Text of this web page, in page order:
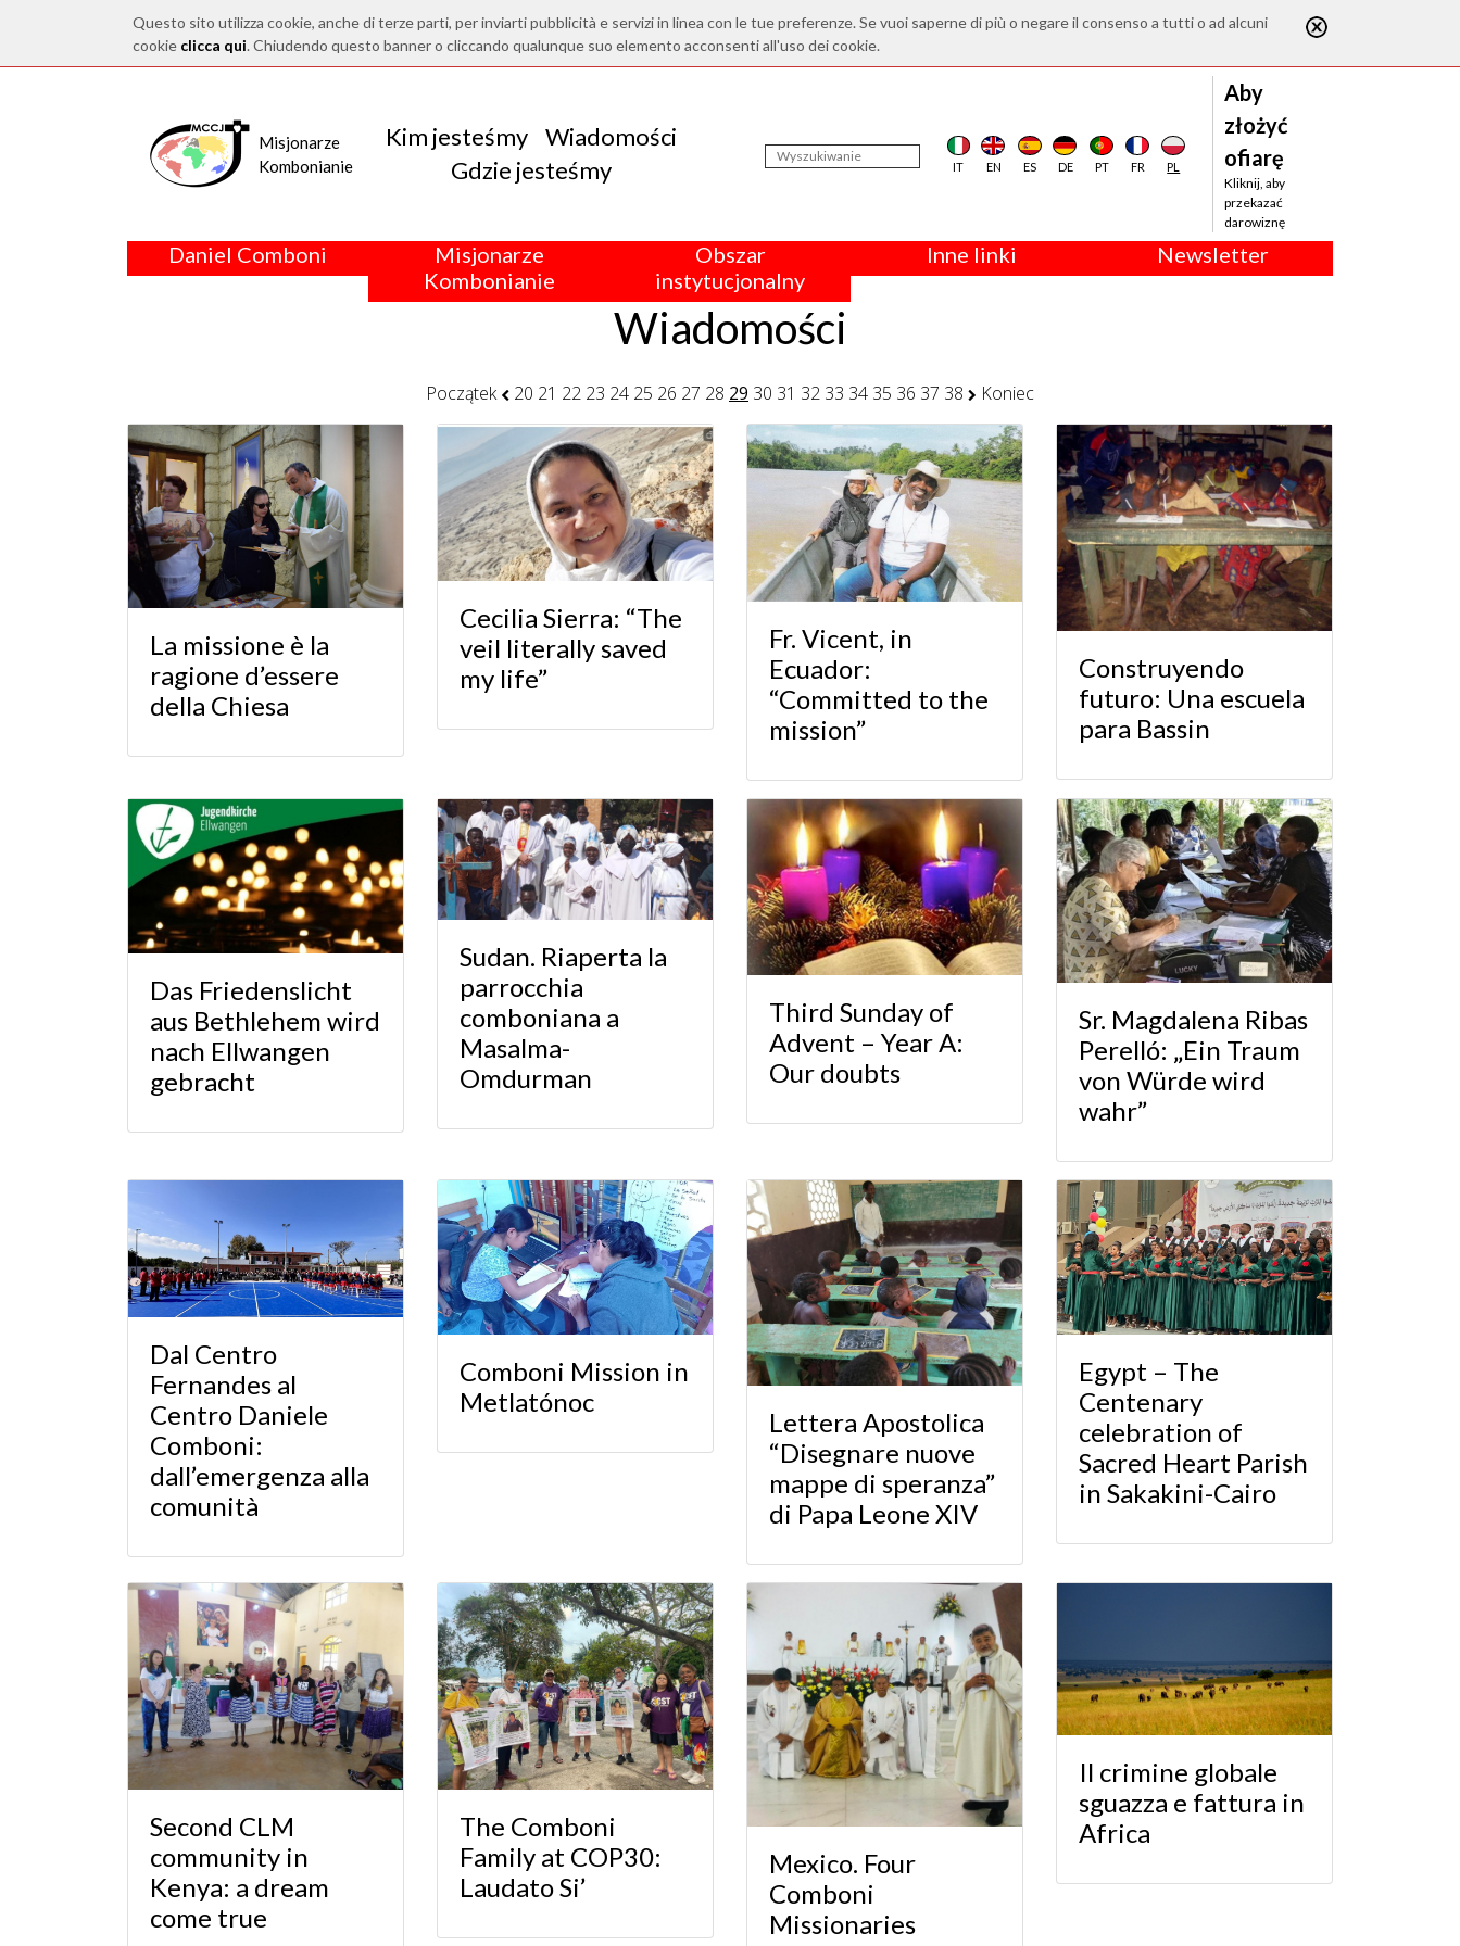
Questo sito utilizza cookie, anche di terze parti, per inviarti pubblicità e servizi in linea con le tue preferenze. Se vuoi saperne di più o negare il consenso a tutti o ad alcuni
cookie clicca qui. Chiudendo questo banner o cliccando qualunque suo elemento acconsenti all'uso dei cookie.
Misjonarze
Kombonianie
Kim jesteśmy
Wiadomości
Gdzie jesteśmy
IT EN ES DE PT FR PL
Aby
złożyć
ofiarę
Kliknij, aby
przekazać
darowiznę
Daniel Comboni
Misjonarze
Kombonianie
Obszar
instytucjonalny
Inne linki Newsletter
Wiadomości
Początek 20 21 22 23 24 25 26 27 28 29 30 31 32 33 34 35 36 37 38 Koniec
La missione è la
ragione d’essere
della Chiesa
Cecilia Sierra: “The
veil literally saved
my life”
Fr. Vicent, in
Ecuador:
“Committed to the
mission”
Construyendo
futuro: Una escuela
para Bassin
Das Friedenslicht
aus Bethlehem wird
nach Ellwangen
gebracht
Sudan. Riaperta la
parrocchia
comboniana a
Masalma-
Omdurman
Third Sunday of
Advent – Year A:
Our doubts
Sr. Magdalena Ribas
Perelló: „Ein Traum
von Würde wird
wahr”
Dal Centro
Fernandes al
Centro Daniele
Comboni:
dall’emergenza alla
comunità
Comboni Mission in
Metlatónoc
Lettera Apostolica
“Disegnare nuove
mappe di speranza”
di Papa Leone XIV
Egypt – The
Centenary
celebration of
Sacred Heart Parish
in Sakakini-Cairo
Second CLM
community in
Kenya: a dream
come true
The Comboni
Family at COP30:
Laudato Si’
Mexico. Four
Comboni
Missionaries
Il crimine globale
sguazza e fattura in
Africa